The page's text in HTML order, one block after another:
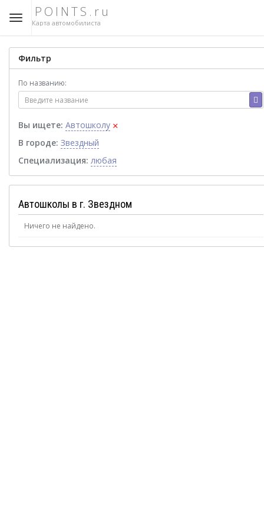
POINTS.ru
Карта автомобилиста
Фильтр
По названию:
Вы ищете: Автошколу ×
В городе: Звездный
Специализация: любая
Автошколы в г. Звездном
Ничего не найдено.